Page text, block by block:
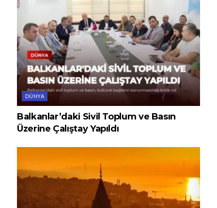
DÜNYA
Balkanlar’daki Sivil Toplum ve Basın
Üzerine Çalıştay Yapıldı